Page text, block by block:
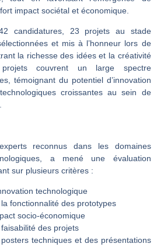
impact sociétal et économique.
candidatures, 23 projets au stade
et mis à l’honneur lors de
la richesse des idées et la créativité
couvrent un large spectre
témoignant du potentiel d’innovation
croissantes au sein de
reconnus dans les domaines
a mené une évaluation
sur plusieurs critères :
technologique
fonctionnalité des prototypes
socio-économique
des projets
techniques et des présentations